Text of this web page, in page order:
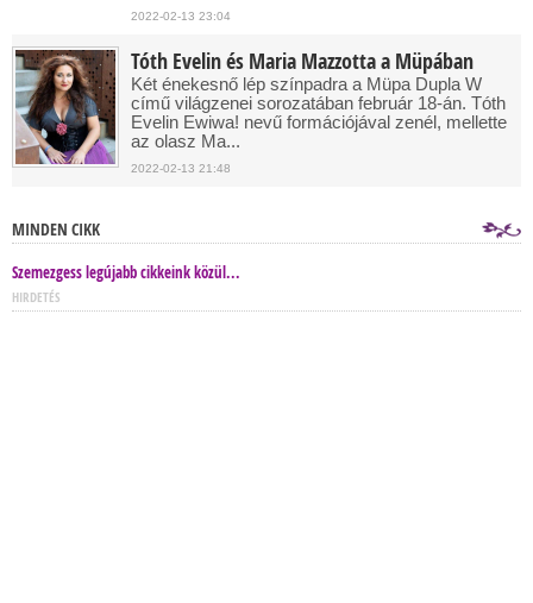
2022-02-13 23:04
Tóth Evelin és Maria Mazzotta a Müpában
Két énekesnő lép színpadra a Müpa Dupla W
című világzenei sorozatában február 18-án. Tóth
Evelin Ewiwa! nevű formációjával zenél, mellette
az olasz Ma...
2022-02-13 21:48
MINDEN CIKK
Szemezgess legújabb cikkeink közül...
HIRDETÉS